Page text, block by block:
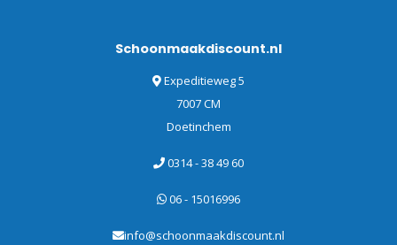
Schoonmaakdiscount.nl
Expeditieweg 5
7007 CM
Doetinchem
0314 - 38 49 60
06 - 15016996
info@schoonmaakdiscount.nl